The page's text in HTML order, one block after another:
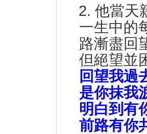
2. 他當天
一生中的
路漸盡回
但絕望並
回望我過
是你抹我
明白到有
前路有你